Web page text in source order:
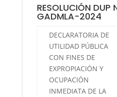
RESOLUCIÓN DUP
GADMLA-2024
DECLARATORIA DE
UTILIDAD PÚBLICA
CON FINES DE
EXPROPIACIÓN Y
OCUPACIÓN
INMEDIATA DE LA